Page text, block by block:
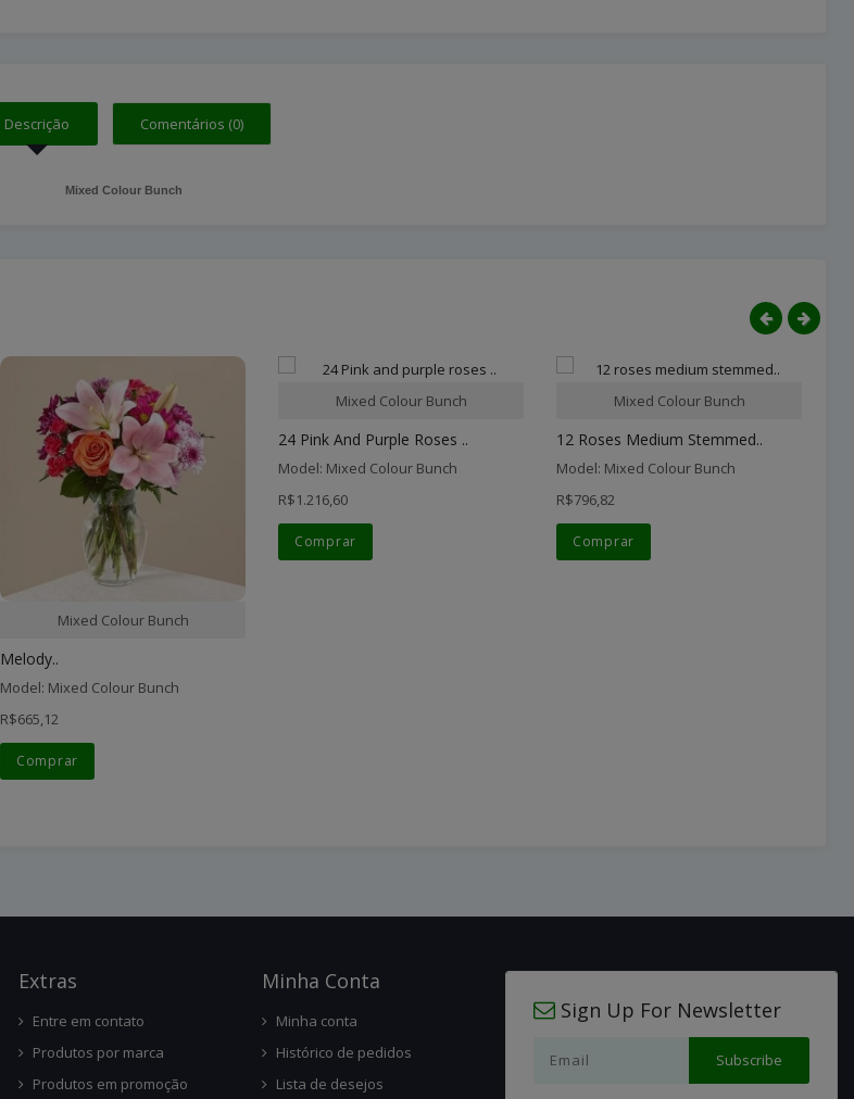
Descrição Comentários (0)
Mixed Colour Bunch
Mixed Colour Bunch
Melody..
Model: Mixed Colour Bunch
R$665,12
Comprar
Mixed Colour Bunch
24 Pink And Purple Roses ..
Model: Mixed Colour Bunch
R$1.216,60
Comprar
Mixed Colour Bunch
12 Roses Medium Stemmed..
Model: Mixed Colour Bunch
R$796,82
Comprar
ExtRas
Entre em contato
Produtos por marca
Produtos em promoção
Minha Conta
Minha conta
Histórico de pedidos
Lista de desejos
Sign Up For Newsletter